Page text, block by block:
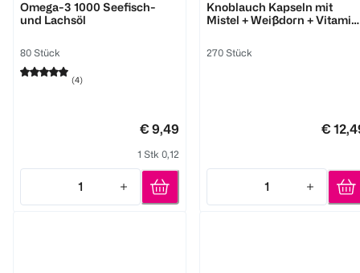
Omega-3 1000 Seefisch-
und Lachsöl
80 Stück
(4)
€ 9,49
1 Stk 0,12
1
Quantity: 1
Knoblauch Kapseln mit
Mistel + Weißdorn + Vitamin
270 Stück
€
1
Quantity: 1